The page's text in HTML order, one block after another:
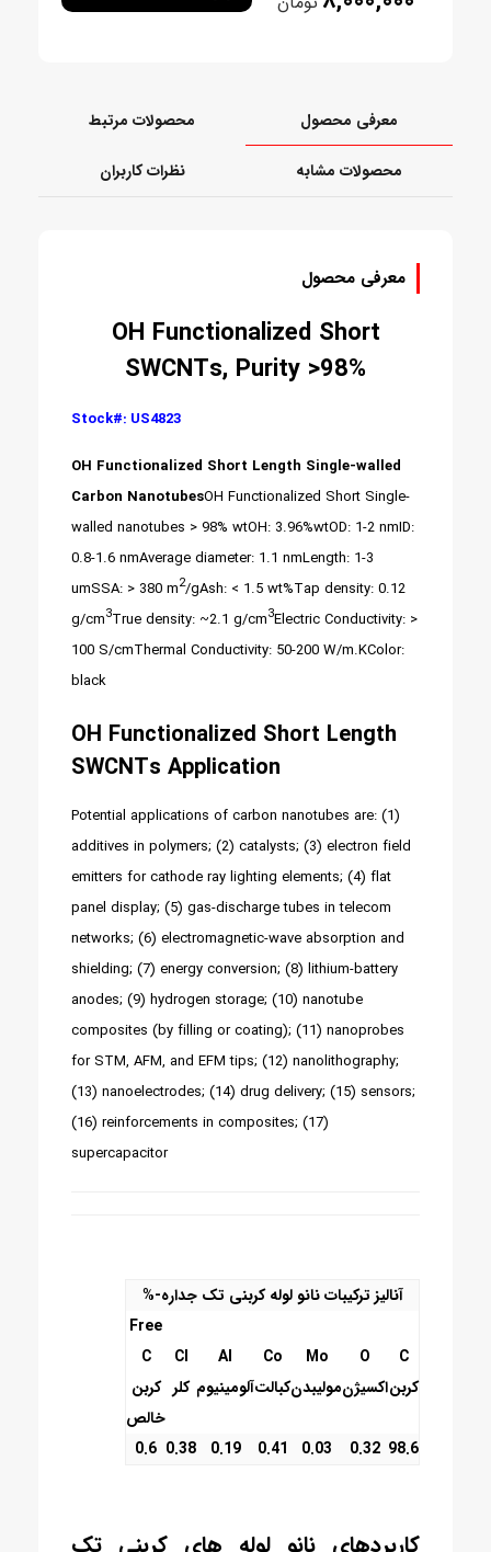
معرفی محصول محصولات مرتبط
محصولات مشابه نظرات کاربران
معرفی محصول
OH Functionalized Short
SWCNTs, Purity >98%
Stock#: US4823
OH Functionalized Short Length Single-walled
Carbon NanotubesOH Functionalized Short Single-
walled nanotubes > 98% wtOH: 3.96%wtOD: 1-2 nmID:
0.8-1.6 nmAverage diameter: 1.1 nmLength: 1-3
umSSA: > 380 m2/gAsh: < 1.5 wt%Tap density: 0.12
g/cm3True density: ~2.1 g/cm3Electric Conductivity: >
100 S/cmThermal Conductivity: 50-200 W/m.KColor:
black
OH Functionalized Short Length
SWCNTs Application
Potential applications of carbon nanotubes are: (1)
additives in polymers; (2) catalysts; (3) electron field
emitters for cathode ray lighting elements; (4) flat
panel display; (5) gas-discharge tubes in telecom
networks; (6) electromagnetic-wave absorption and
shielding; (7) energy conversion; (8) lithium-battery
anodes; (9) hydrogen storage; (10) nanotube
composites (by filling or coating); (11) nanoprobes
for STM, AFM, and EFM tips; (12) nanolithography;
(13) nanoelectrodes; (14) drug delivery; (15) sensors;
(16) reinforcements in composites; (17)
supercapacitor
آنالیز ترکیبات نانو لوله کربنی تک جداره-%
C
کربن
O
اکسیژن
Mo
مولیبدن
Co
کبالت
Al
آلومینیوم
Cl
کلر
Free
C
کربن
خالص
98.6
0.32
0.03
0.41
0.19
0.38
0.6
کاربردهای نانو لوله های کربنی تک